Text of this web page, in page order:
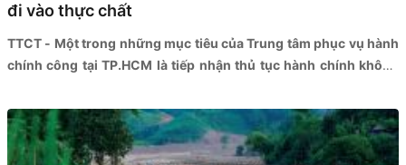
đi vào thực chất
TTCT - Một trong những mục tiêu của Trung tâm phục vụ hành
chính công tại TP.HCM là tiếp nhận thủ tục hành chính không
đến một địa điểm thuận tiện nhất hoặc lên mạng để nộp tất cả
các loại hồ sơ hành chính mà không phải đắn đo thủ tục này do
cơ quan nào giải quyết. Làm sao để "mơ ước" này trở thành hiện